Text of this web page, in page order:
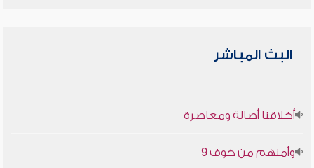
البث المباشر
أخلاقنا أصالة ومعاصرة
وأمنهم من خوف 9